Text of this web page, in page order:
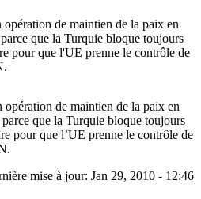
de maintien de la paix en
que la Turquie bloque toujours
pour que l'UE prenne le contrôle de
de maintien de la paix en
que la Turquie bloque toujours
pour que l’UE prenne le contrôle de
mise à jour: Jan 29, 2010 - 12:46